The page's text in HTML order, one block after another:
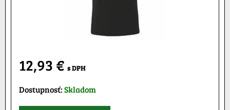
12,93 € s DPH
Dostupnosť:Skladom